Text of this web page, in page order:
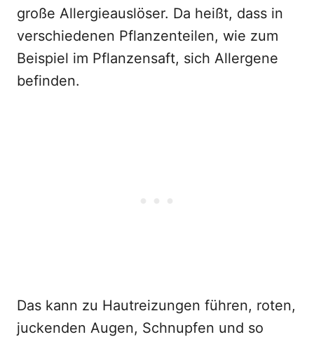
große Allergieauslöser. Da heißt, dass in
verschiedenen Pflanzenteilen, wie zum
Beispiel im Pflanzensaft, sich Allergene
befinden.
Das kann zu Hautreizungen führen, roten,
juckenden Augen, Schnupfen und so